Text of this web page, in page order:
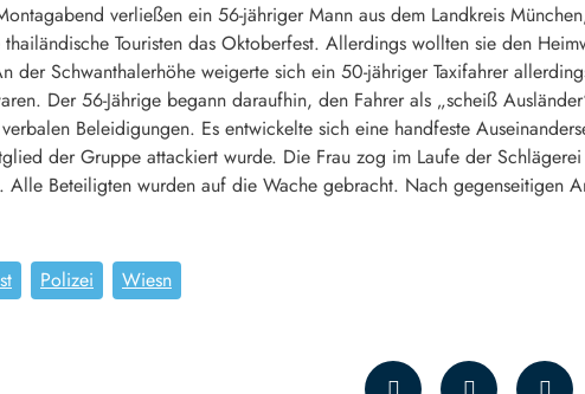
verließen ein 56-jähriger Mann aus dem Landkreis
Touristen das Oktoberfest. Allerdings wollten sie den
der Schwanthalerhöhe weigerte sich ein 50-jähriger Taxifahrer
Der 56-Jährige begann daraufhin, den Fahrer als „scheiß
Beleidigungen. Es entwickelte sich eine handfeste
der Gruppe attackiert wurde. Die Frau zog im Laufe der
Alle Beteiligten wurden auf die Wache gebracht. Nach gegenseitigen
Polizei Wiesn